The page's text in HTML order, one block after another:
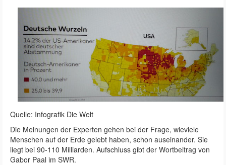
Quelle: Infografik Die Welt
Die Meinungen der Experten gehen bei der Frage, wieviele
Menschen auf der Erde gelebt haben, schon auseinander. Sie
liegt bei 90-110 Milliarden. Aufschluss gibt der Wortbeitrag von
Gabor Paal im SWR.